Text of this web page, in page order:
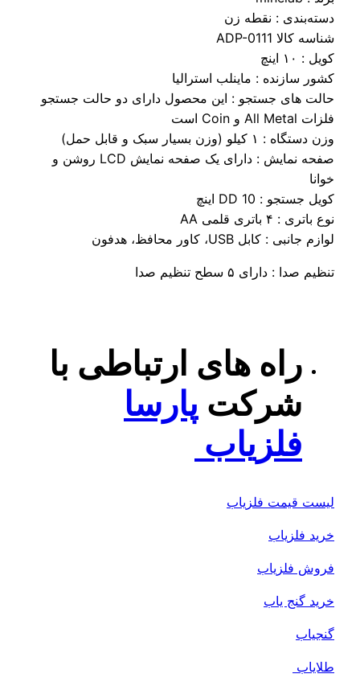
دسته‌بندی : نقطه زن
شناسه کالا ADP-0111
کویل :۱۰ اینچ
کشور سازنده :ماینلب استرالیا
حالت های جستجو :این محصول دارای دو حالت جستجو
فلزات All Metal و Coin است
وزن دستگاه :۱ کیلو (وزن بسیار سبک و قابل حمل)
صفحه نمایش :
دارای یک صفحه نمایش LCD روشن و
کویل جستجو :DD 10 اینچ
نوع باتری : ۴ باتری قلمی AA
لوازم جانبی :کابل USB، کاور محافظ، هدفون
تنظیم صدا :دارای ۵ سطح تنظیم صدا
راه های ارتباطی با
شرکتپارسا
فلزیاب
لیست قیمت فلزیاب
خرید فلزیاب
فروش فلزیاب
خرید گنج یاب
گنجیاب
طلایاب